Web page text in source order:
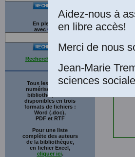
En plein texte
avec G gle
Recherche avancée
Tous les ouvrages
numérisés de cette
bibliothèque sont
disponibles en trois
formats de fichiers :
Word (.doc),
PDF et RTF
Pour une liste
complète des auteurs
de la bibliothèque,
en fichier Excel,
cliquer ici.
Aidez-nous à
en libre accès!
Merci de nous
Jean-Marie
sciences